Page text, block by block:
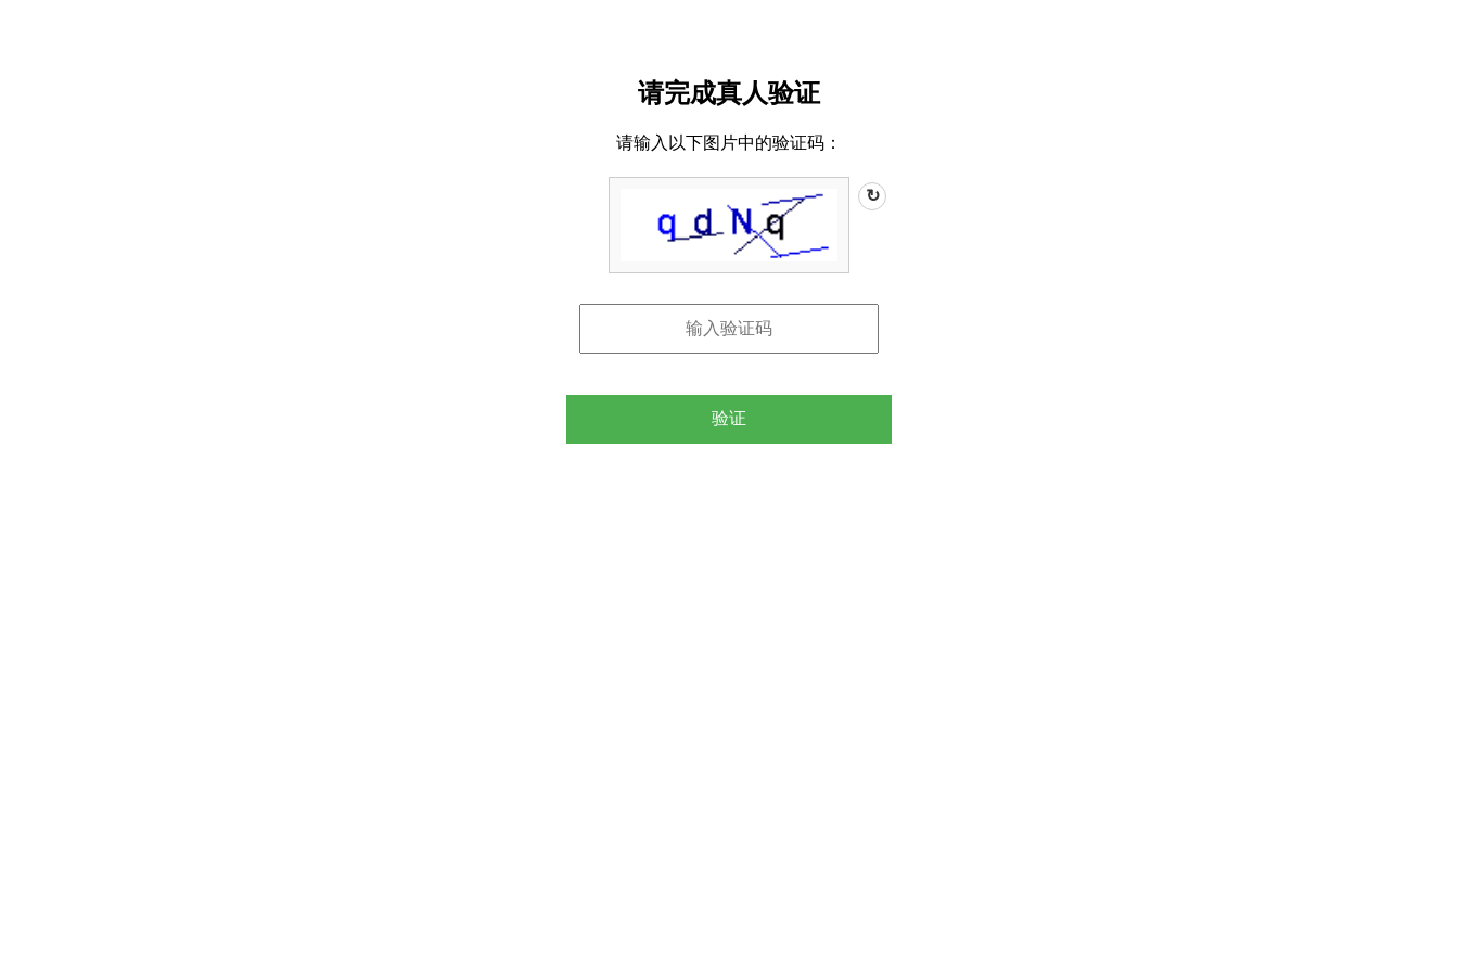
请完成真人验证
请输入以下图片中的验证码：
↻
验证